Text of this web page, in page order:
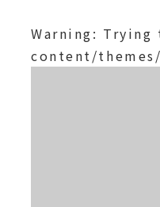
Warning: Trying
content/